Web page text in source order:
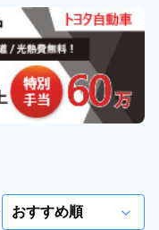
ト
派遣
arrow_forward_ios